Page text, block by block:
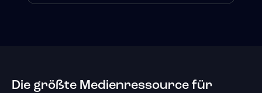
Die größte Medienressource für